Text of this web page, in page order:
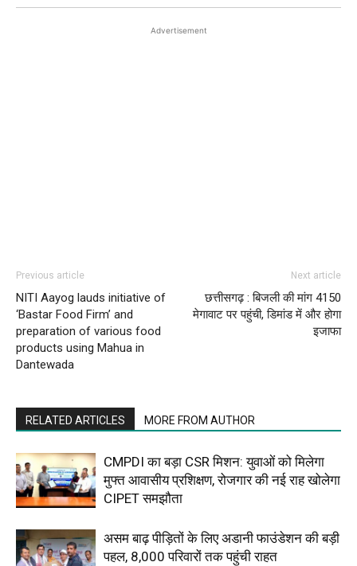
Advertisement
Previous article
NITI Aayog lauds initiative of
‘Bastar Food Firm’ and
preparation of various food
products using Mahua in
Dantewada
Next article
छत्तीसगढ़ : बिजली की मांग 4150
मेगावाट पर पहुंची, डिमांड में और होगा
इजाफा
RELATED ARTICLES MORE FROM AUTHOR
CMPDI का बड़ा CSR मिशन: युवाओं को मिलेगा
मुफ्त आवासीय प्रशिक्षण, रोजगार की नई राह खोलेगा
CIPET समझौता
असम बाढ़ पीड़ितों के लिए अडानी फाउंडेशन की बड़ी
पहल, 8,000 परिवारों तक पहुंची राहत